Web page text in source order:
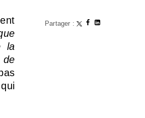
la
de
Partager :